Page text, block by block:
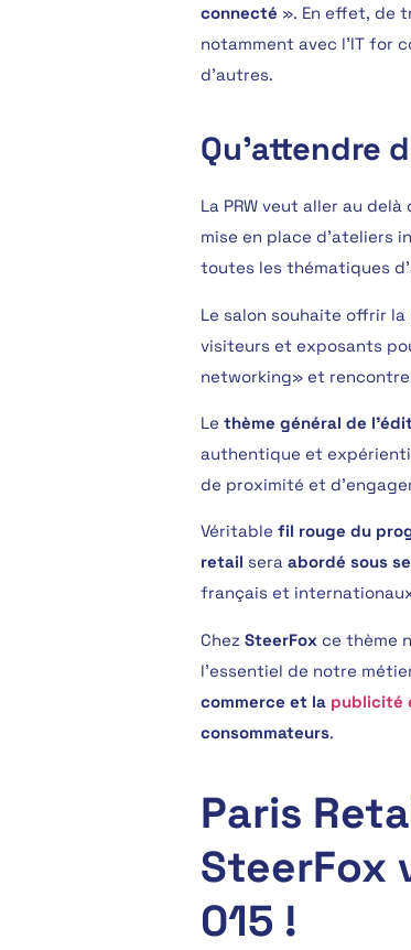
connecté ». En effet, de
notamment avec l’IT for
d’autres.
Qu'attendre
La PRW veut aller au
mise en place d’ateliers
toutes les thématiques
Le salon souhaite offrir
visiteurs et exposants
networking» et
Le thème général de
authentique et
de proximité et
Véritable fil rouge du
retail sera abordé sous
français et
Chez SteerFox ce thème
l’essentiel de notre
commerce et la publicité
consommateurs.
Paris
SteerFox
015 !